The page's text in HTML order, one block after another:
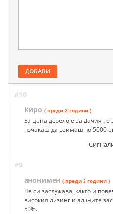
ДОБАВИ
#10
Киро ( преди 2 години )
За цена дебело е за Дачия !
почакаш да взимаш по 5000
#9
анонимен ( преди 2 години )
Не си заслужава, както и
високия лизинг и алчните
50%.